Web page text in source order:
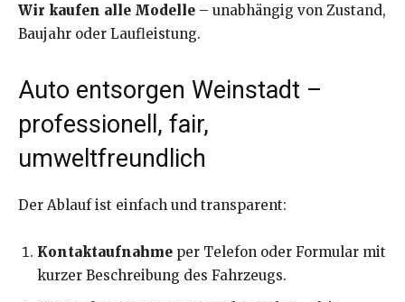
Wir kaufen alle Modelle – unabhängig von Zustand,
Baujahr oder Laufleistung.
Auto entsorgen Weinstadt –
professionell, fair,
umweltfreundlich
Der Ablauf ist einfach und transparent:
Kontaktaufnahme per Telefon oder Formular mit
kurzer Beschreibung des Fahrzeugs.